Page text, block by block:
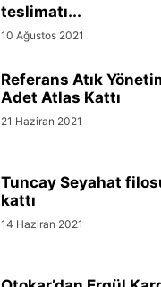
teslimatı...
10 Ağustos 2021
Referans Atık
Adet Atlas Kattı
21 Haziran 2021
Tuncay Seyahat
kattı
14 Haziran 2021